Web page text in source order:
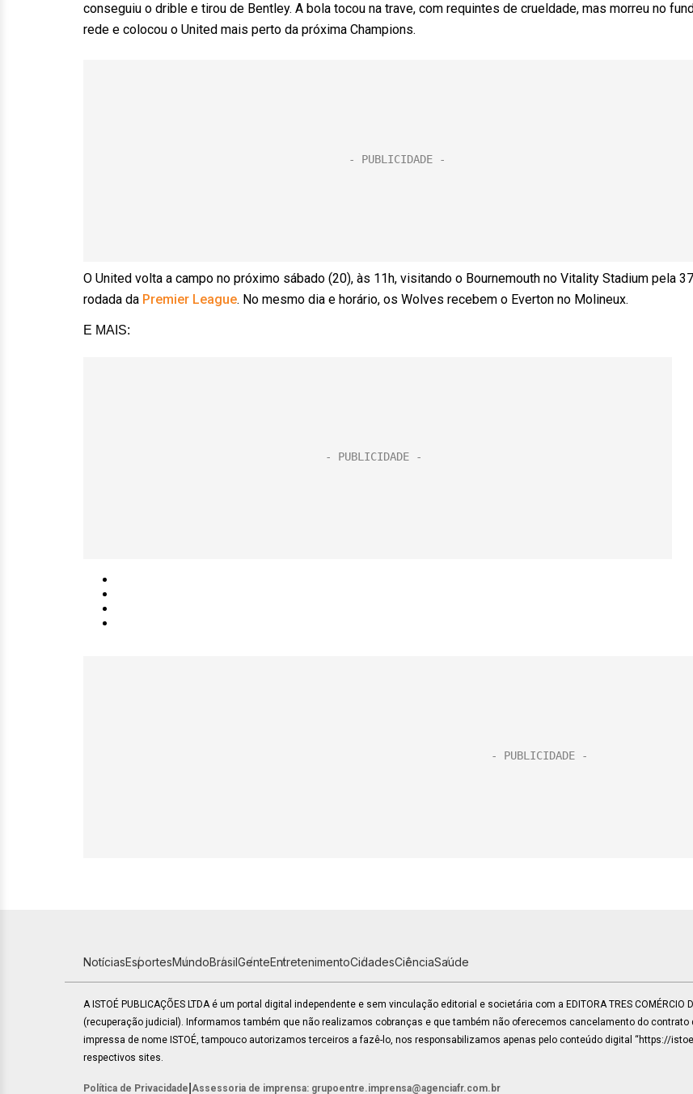
conseguiu o drible e tirou de Bentley. A bola tocou na trave, com requintes de crueldade, mas morreu no
rede e colocou o United mais perto da próxima Champions.
O United volta a campo no próximo sábado (20), às 11h, visitando o Bournemouth no Vitality Stadium pela
rodada da Premier League. No mesmo dia e horário, os Wolves recebem o Everton no Molineux.
E MAIS:
NotíciasEsportesMundoBrasilGenteEntretenimentoCidadesCiênciaSaúde
A ISTOÉ PUBLICAÇÕES LTDA é um portal digital independente e sem vinculação editorial e societária com a EDITORA TRES COMÉRCIO
(recuperação judicial). Informamos também que não realizamos cobranças e que também não oferecemos cancelamento do contrato
impressa de nome ISTOÉ, tampouco autorizamos terceiros a fazê-lo, nos responsabilizamos apenas pelo conteúdo digital “https://
respectivos sites.
Política de Privacidade Assessoria de imprensa: grupoentre.imprensa@agenciafr.com.br